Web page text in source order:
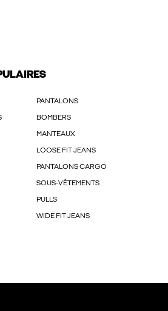
PANTALONS
BOMBERS
MANTEAUX
LOOSE FIT JEANS
PANTALONS CARGO
SOUS-VÊTEMENTS
PULLS
WIDE FIT JEANS